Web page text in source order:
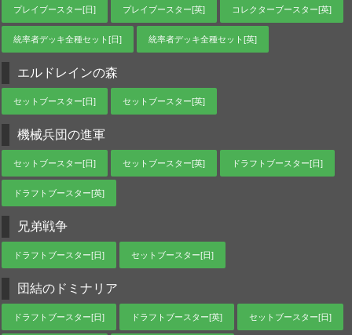
プレイブースター[日] プレイブースター[英] コレクターブースター[英]
統率者デッキ全種セット[日] 統率者デッキ全種セット[英]
エルドレインの森
セットブースター[日] セットブースター[英]
機械兵団の進軍
セットブースター[日] セットブースター[英] ドラフトブースター[日]
ドラフトブースター[英]
兄弟戦争
ドラフトブースター[日] セットブースター[日]
団結のドミナリア
ドラフトブースター[日] ドラフトブースター[英] セットブースター[日]